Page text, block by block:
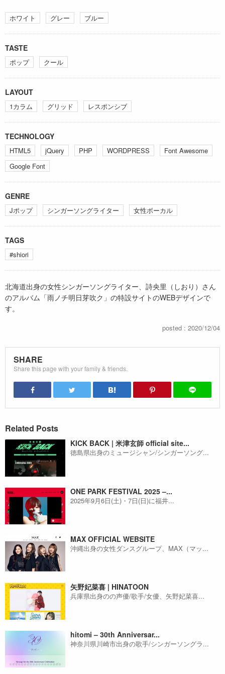
ホワイト グレー ブルー
TASTE
ポップ クール
LAYOUT
1カラム グリッド レスポンシブ
TECHNOLOGY
HTML5 jQuery PHP WORDPRESS
Font Awesome
Google Font
GENRE
Jポップ シンガーソングライター 女性ボーカル
TAGS
#shiori
北海道出身の女性シンガーソングライター、詩央里（しおり）さん
のアルバム「雨ノチ明日芽吹ク」の特設サイトのWEBデザインで
す。
posted : 2020/12/04
SHARE
Share this page with your family & friends.
Related Posts
KICK BACK | 米津玄師 official site...
徳島県出身のミュージシャン/シンガーソング...
ONE PARK FESTIVAL 2025 –...
2025年9月6日(土)・7日(日)に福井...
MAX OFFICIAL WEBSITE
沖縄出身の女性ダンスグループ、MAX（マッ...
矢野妃菜喜 | HINATOON
兵庫県出身のの声優/歌手/女優、矢野妃菜喜...
hitomi – 30th Anniversar...
神奈川県川崎市出身の歌手/シンガーソングラ...